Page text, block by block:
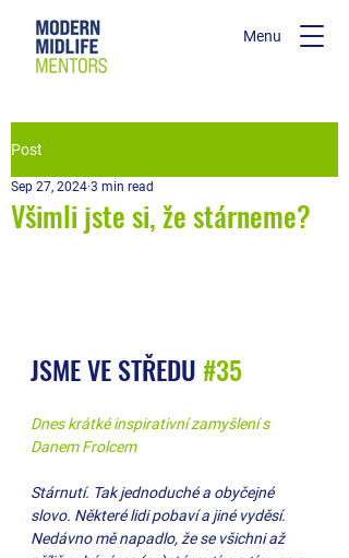
Menu
Post
Všimli jste si, že stárneme?
Sep 27, 2024 3 min read
JSME VE STŘEDU #35
Dnes krátké inspirativní zamyšlení s
Danem Frolcem
Stárnutí. Tak jednoduché a obyčejné
slovo. Některé lidi pobaví a jiné vyděsí.
Nedávno mě napadlo, že se všichni až